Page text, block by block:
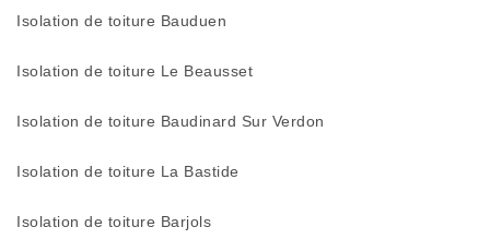
Isolation de toiture Bauduen
Isolation de toiture Le Beausset
Isolation de toiture Baudinard Sur Verdon
Isolation de toiture La Bastide
Isolation de toiture Barjols